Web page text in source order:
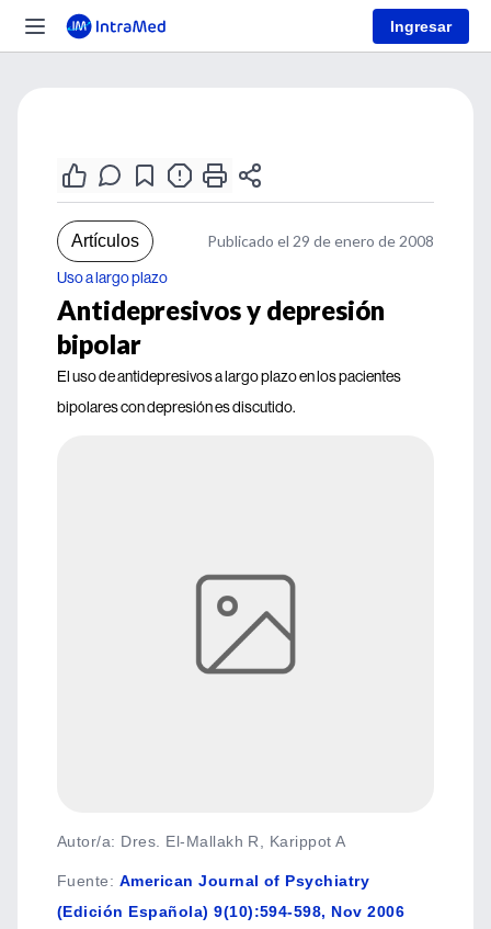
Ingresar
Artículos Publicado el 29 de enero de 2008
Uso a largo plazo
Antidepresivos y depresión
bipolar
El uso de antidepresivos a largo plazo en los pacientes
bipolares con depresión es discutido.
Autor/a: Dres. El-Mallakh R, Karippot A
Fuente: American Journal of Psychiatry
(Edición Española) 9(10):594-598, Nov 2006